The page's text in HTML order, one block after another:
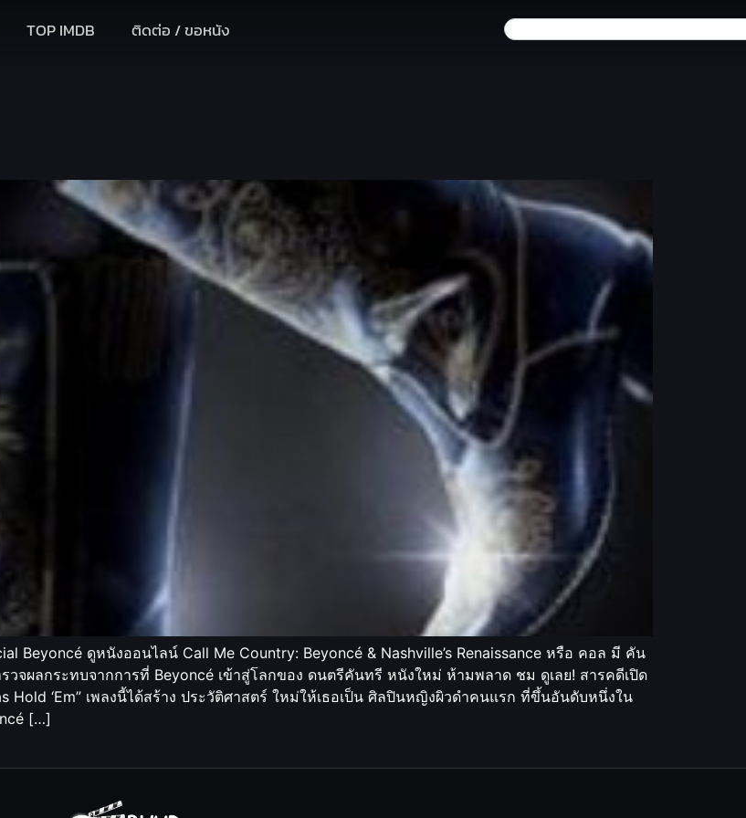
TOP IMDB ติดต่อ / ขอหนัง
Beyoncé ดูหนังออนไลน์ Call Me Country: Beyoncé & Nashville’s Renaissance หรือ คอล มี คัน
วจผลกระทบจากการที่ Beyoncé เข้าสู่โลกของ ดนตรีคันทรี หนังใหม่ ห้ามพลาด ชม ดูเลย! สารคดีเปิด
Hold ‘Em” เพลงนี้ได้สร้าง ประวัติศาสตร์ ใหม่ให้เธอเป็น ศิลปินหญิงผิวดำคนแรก ที่ขึ้นอันดับหนึ่งใน
[…]